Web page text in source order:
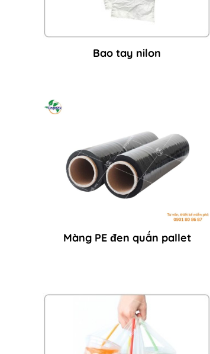
Bao tay nilon
Màng PE đen quấn pallet